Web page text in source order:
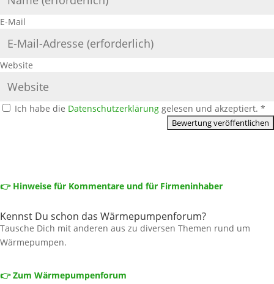
E-Mail
Website
Ich habe die Datenschutzerklärung gelesen und akzeptiert. *
👉 Hinweise für Kommentare und für Firmeninhaber
Kennst Du schon das Wärmepumpenforum?
Tausche Dich mit anderen aus zu diversen Themen rund um
Wärmepumpen.
👉 Zum Wärmepumpenforum